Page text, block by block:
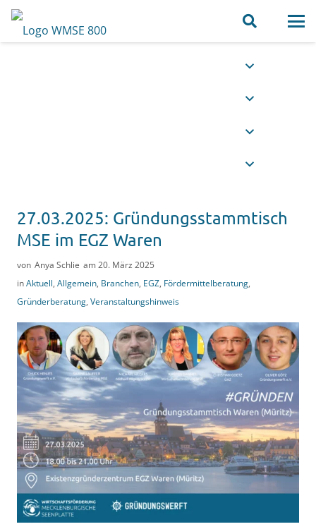
27.03.2025: Gründungsstammtisch
MSE im EGZ Waren
von Anya Schlie am20. März 2025
inAktuell, Allgemein, Branchen, EGZ, Fördermittelberatung,
Gründerberatung, Veranstaltungshinweis